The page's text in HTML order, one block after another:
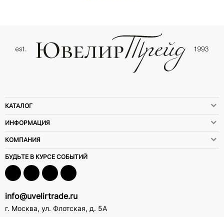
КАТАЛОГ
ИНФОРМАЦИЯ
КОМПАНИЯ
БУДЬТЕ В КУРСЕ СОБЫТИЙ
info@uvelirtrade.ru
г. Москва, ул. Флотская, д. 5А